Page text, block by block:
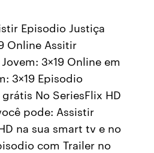
Episodio Justiça
Online Assitir
3×19 Online em
3×19 Episodio
No SeriesFlix HD
pode: Assistir
na sua smart tv e no
com Trailer no